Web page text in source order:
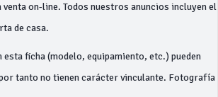
on-line. Todos nuestros anuncios incluyen el
de casa.
esta ficha (modelo, equipamiento, etc.) pueden
tanto no tienen carácter vinculante. Fotografía